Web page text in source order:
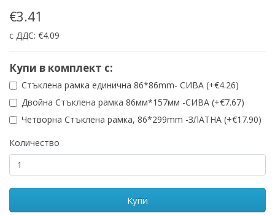
€3.41
с ДДС: €4.09
Купи в комплект с:
Стъклена рамка единична 86*86mm- СИВА (+€4.26)
Двойна Стъклена рамка 86мм*157мм -СИВА (+€7.67)
Четворна Стъклена рамка, 86*299mm -ЗЛАТНА (+€17.90)
Количество
Купи